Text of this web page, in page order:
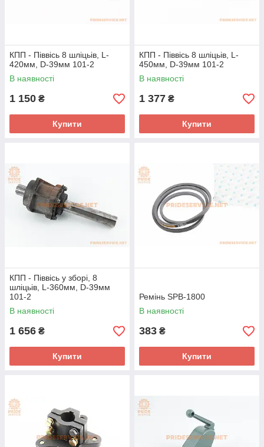
КПП - Піввісь 8 шліцьів, L-
420мм, D-39мм 101-2
В наявності
1 150 ₴
Купити
КПП - Піввісь 8 шліцьів, L-
450мм, D-39мм 101-2
В наявності
1 377 ₴
Купити
КПП - Піввісь у зборі, 8
шліцьів, L-360мм, D-39мм
101-2
В наявності
1 656 ₴
Купити
Ремінь SPВ-1800
В наявності
383 ₴
Купити